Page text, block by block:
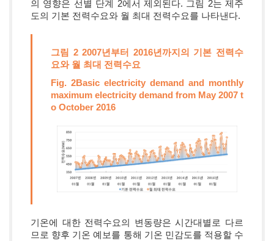
의 영향은 선별 단계 2에서 제외된다. 그림 2는 제주
도의 기본 전력수요와 월 최대 전력수요를 나타낸다.
그림 2 2007년부터 2016년까지의 기본 전력수
요와 월 최대 전력수요
Fig. 2Basic electricity demand and monthly
maximum electricity demand from May 2007 t
o October 2016
기온에 대한 전력수요의 변동량은 시간대별로 다르
므로 향후 기온 예보를 통해 기온 민감도를 적용할 수